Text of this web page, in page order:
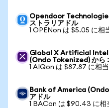
Opendoor
ストラリアドル
1 OPENon は $5.05 に相
Global X Artificial
(Ondo Tokenized) から
1 AIQon は $87.87 に相当
Bank of America (Ondo
アドル
1 BACon は $90.43 に相